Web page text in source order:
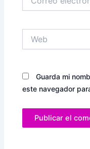
electrónico*
Guarda mi
este navegador